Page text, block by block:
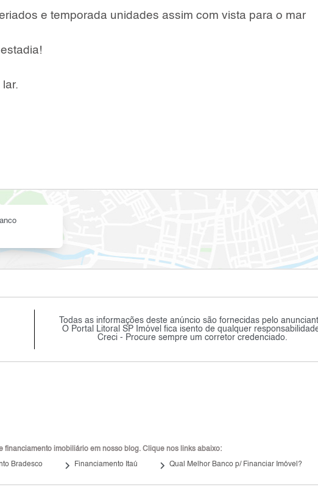
e temporada unidades assim com vista para o mar
Todas as informações deste anúncio são fornecidas pelo
O Portal Litoral SP Imóvel fica isento de qualquer
Creci - Procure sempre um corretor credenciado.
financiamento imobiliário em nosso blog. Clique nos links abaixo:
Bradesco keyboard_arrow_right Financiamento Itaú keyboard_arrow_right Qual Melhor Banco p/ Financiar Imóvel?